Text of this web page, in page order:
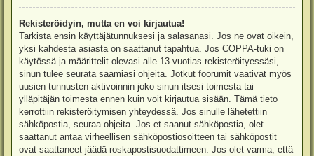
Rekisteröidyin, mutta en voi kirjautua!
Tarkista ensin käyttäjätunnuksesi ja salasanasi. Jos ne ovat oikein,
yksi kahdesta asiasta on saattanut tapahtua. Jos COPPA-tuki on
käytössä ja määrittelit olevasi alle 13-vuotias rekisteröityessäsi,
sinun tulee seurata saamiasi ohjeita. Jotkut foorumit vaativat myös
uusien tunnusten aktivoinnin joko sinun itsesi toimesta tai
ylläpitäjän toimesta ennen kuin voit kirjautua sisään. Tämä tieto
kerrottiin rekisteröitymisen yhteydessä. Jos sinulle lähetettiin
sähköpostia, seuraa ohjeita. Jos et saanut sähköpostia, olet
saattanut antaa virheellisen sähköpostiosoitteen tai sähköpostit
ovat saattaneet jäädä roskapostisuodattimeen. Jos olet varma, että